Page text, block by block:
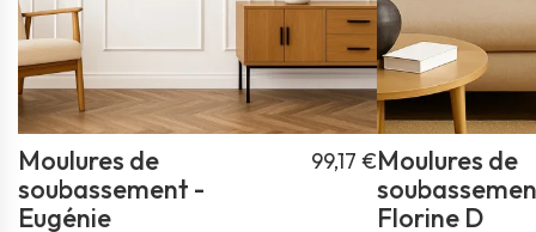
Moulures de
soubassement -
Eugénie
99,17 €Moulures de
Florine D